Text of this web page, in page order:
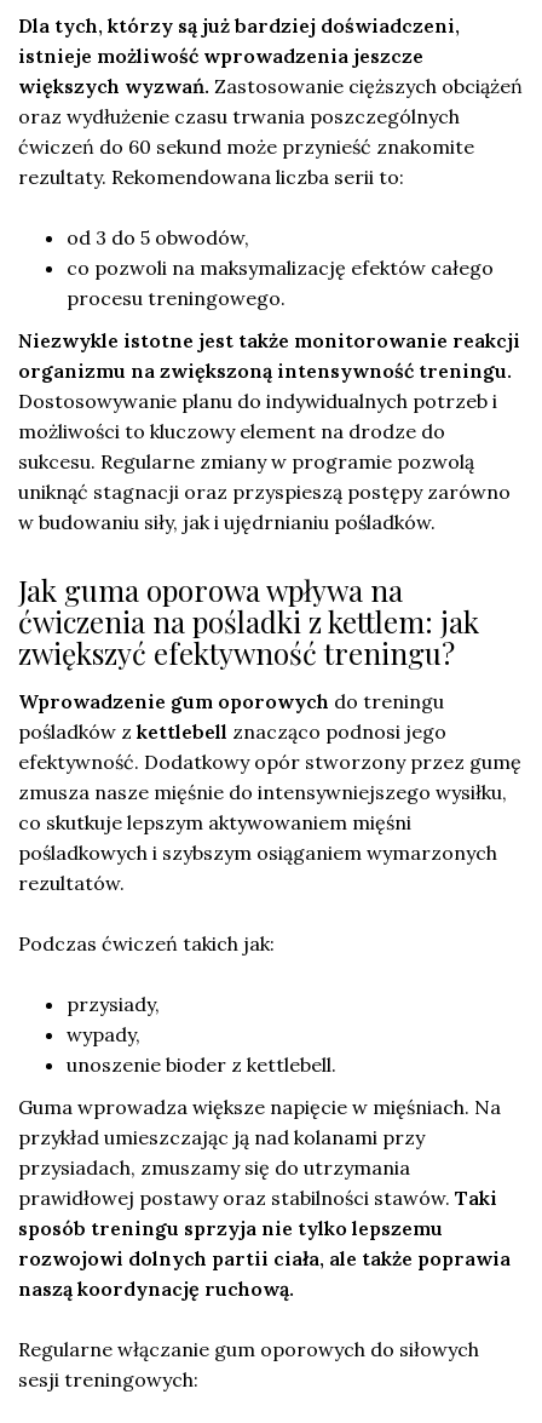
Dla tych, którzy są już bardziej doświadczeni,
istnieje możliwość wprowadzenia jeszcze
większych wyzwań. Zastosowanie cięższych obciążeń
oraz wydłużenie czasu trwania poszczególnych
ćwiczeń do 60 sekund może przynieść znakomite
rezultaty. Rekomendowana liczba serii to:
od 3 do 5 obwodów,
co pozwoli na maksymalizację efektów całego
procesu treningowego.
Niezwykle istotne jest także monitorowanie reakcji
organizmu na zwiększoną intensywność treningu.
Dostosowywanie planu do indywidualnych potrzeb i
możliwości to kluczowy element na drodze do
sukcesu. Regularne zmiany w programie pozwolą
uniknąć stagnacji oraz przyspieszą postępy zarówno
w budowaniu siły, jak i ujędrnianiu pośladków.
Jak guma oporowa wpływa na
ćwiczenia na pośladki z kettlem: jak
zwiększyć efektywność treningu?
Wprowadzenie gum oporowych do treningu
pośladków z kettlebell znacząco podnosi jego
efektywność. Dodatkowy opór stworzony przez gumę
zmusza nasze mięśnie do intensywniejszego wysiłku,
co skutkuje lepszym aktywowaniem mięśni
pośladkowych i szybszym osiąganiem wymarzonych
rezultatów.
Podczas ćwiczeń takich jak:
przysiady,
wypady,
unoszenie bioder z kettlebell.
Guma wprowadza większe napięcie w mięśniach. Na
przykład umieszczając ją nad kolanami przy
przysiadach, zmuszamy się do utrzymania
prawidłowej postawy oraz stabilności stawów. Taki
sposób treningu sprzyja nie tylko lepszemu
rozwojowi dolnych partii ciała, ale także poprawia
naszą koordynację ruchową.
Regularne włączanie gum oporowych do siłowych
sesji treningowych: